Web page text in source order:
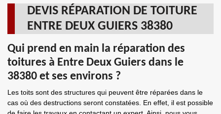
DEVIS RÉPARATION DE TOITURE
ENTRE DEUX GUIERS 38380
Qui prend en main la réparation des
toitures à Entre Deux Guiers dans le
38380 et ses environs ?
Les toits sont des structures qui peuvent être réparées dans le
cas où des destructions seront constatées. En effet, il est possible